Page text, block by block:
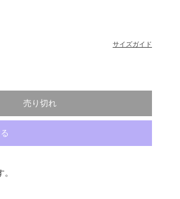
サイズガイド
売り切れ